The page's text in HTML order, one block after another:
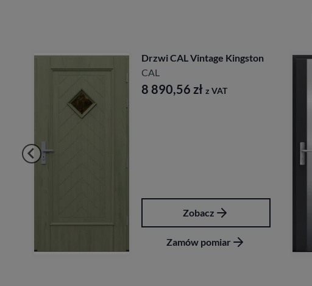
Vintage Kingston
Drzwi CAL Rycerska
CAL
Zamów pomiar